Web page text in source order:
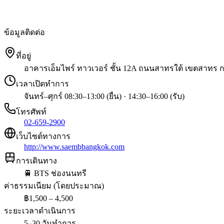
ข้อมูลติดต่อ
ที่อยู่
อาคารเอ็มไพร์ ทาวเวอร์ ชั้น 12A ถนนสาทรใต้ เขตสาทร
เวลาเปิดทำการ
จันทร์–ศุกร์ 08:30–13:00 (ยื่น) · 14:30–16:00 (รับ)
โทรศัพท์
02-659-2900
เว็บไซต์ทางการ
http://www.saembbangkok.com
การเดินทาง
🚆 BTS ช่องนนทรี
ค่าธรรมเนียม (โดยประมาณ)
฿1,500 – 4,500
ระยะเวลาดำเนินการ